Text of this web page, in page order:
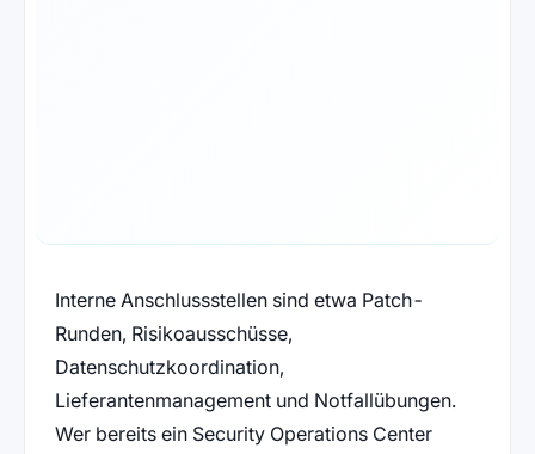
Interne Anschlussstellen sind etwa Patch-
Runden, Risikoausschüsse,
Datenschutzkoordination,
Lieferantenmanagement und Notfallübungen.
Wer bereits ein Security Operations Center